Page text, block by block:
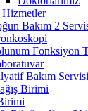
Bakım 2
Fonksiyon
Bakım Servisi
Birimi